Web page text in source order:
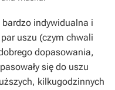
indywidualna i
uszu (czym chwali
dopasowania,
się do uszu
kilkugodzinnych